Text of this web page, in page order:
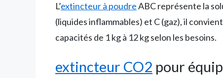
L’extincteur à poudreABC représente la
(liquides inflammables) et C (gaz), il
capacités de 1 kg à 12 kg selon les besoins.
extincteur CO2 pour